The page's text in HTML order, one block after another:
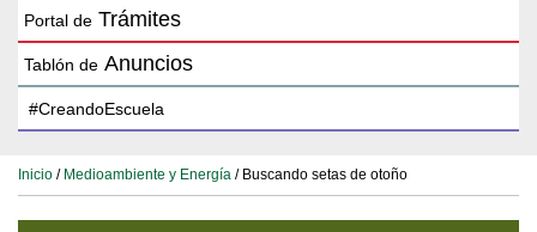
Portal de Trámites
Tablón de Anuncios
Inicio / Medioambiente y Energía / Buscando setas de otoño